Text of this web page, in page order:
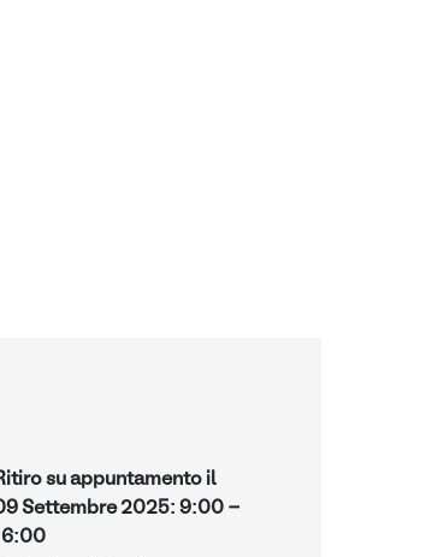
su appuntamento il
Settembre 2025: 9:00 -